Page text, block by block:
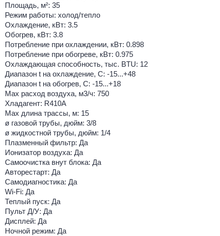
Площадь, м²: 35
Режим работы: холод/тепло
Охлаждение, кВт: 3.5
Обогрев, кВт: 3.8
Потребление при охлаждении, кВт: 0.898
Потребление при обогреве, кВт: 0.975
Охлаждающая способность, тыс. BTU: 12
Диапазон t на охлаждение, С: -15...+48
Диапазон t на обогрев, С: -15...+18
Max расход воздуха, м3/ч: 750
Хладагент: R410A
Max длина трассы, м: 15
ø газовой трубы, дюйм: 3/8
ø жидкостной трубы, дюйм: 1/4
Плазменный фильтр: Да
Ионизатор воздуха: Да
Самоочистка внут блока: Да
Авторестарт: Да
Самодиагностика: Да
Wi-Fi: Да
Теплый пуск: Да
Пульт Д/У: Да
Дисплей: Да
Ночной режим: Да